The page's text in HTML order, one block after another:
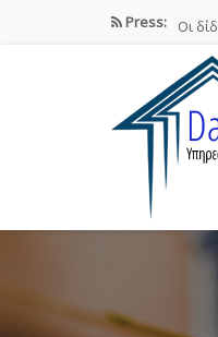
Press: Οι